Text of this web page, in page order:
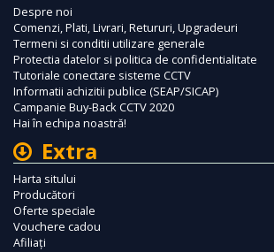
Despre noi
Comenzi, Plati, Livrari, Retururi, Upgradeuri
Termeni si conditii utilizare generale
Protectia datelor si politica de confidentialitate
Tutoriale conectare sisteme CCTV
Informatii achizitii publice (SEAP/SICAP)
Campanie Buy-Back CCTV 2020
Hai în echipa noastră!
Extra
Harta sitului
Producători
Oferte speciale
Vouchere cadou
Afiliaţi